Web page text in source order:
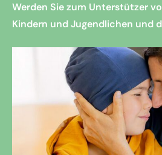
Werden Sie zum Unterstützer
Kindern und Jugendlichen und